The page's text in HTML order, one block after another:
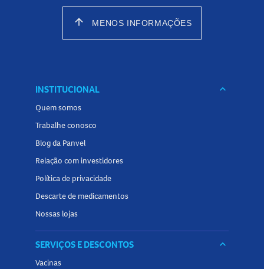
arrow_upward MENOS INFORMAÇÕES
INSTITUCIONAL keyboard_arrow_down
Quem somos
Trabalhe conosco
Blog da Panvel
Relação com investidores
Política de privacidade
Descarte de medicamentos
Nossas lojas
SERVIÇOS E DESCONTOS keyboard_arrow_down
Vacinas